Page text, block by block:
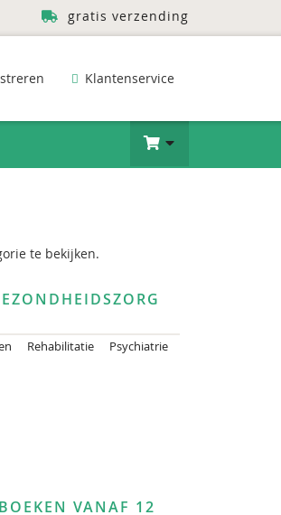
gratis verzending
Klantenservice
te bekijken.
Rehabilitatie Psychiatrie
VANAF 12